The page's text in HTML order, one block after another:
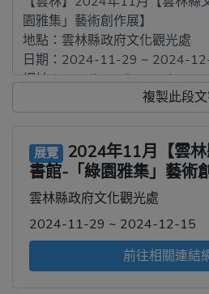
複製此段
展覽
2024年11月【雲
書館-「綠園雅集」藝術
雲林縣政府文化觀光處
2024-11-29 ~ 2024-12-15
前往相關連結